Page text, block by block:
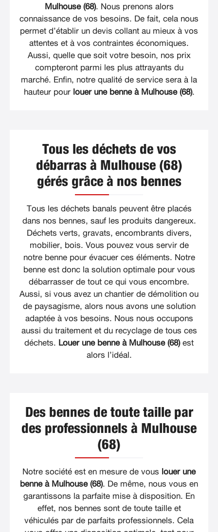
Mulhouse (68). Nous prenons alors
connaissance de vos besoins. De fait, cela nous
permet d’établir un devis collant au mieux à vos
attentes et à vos contraintes économiques.
Aussi, quelle que soit votre besoin, nos prix
compteront parmi les plus attrayants du
marché. Enfin, notre qualité de service sera à la
hauteur pour louer une benne à Mulhouse (68).
Tous les déchets de vos
débarras à Mulhouse (68)
gérés grâce à nos bennes
Tous les déchets banals peuvent être placés
dans nos bennes, sauf les produits dangereux.
Déchets verts, gravats, encombrants divers,
mobilier, bois. Vous pouvez vous servir de
notre benne pour évacuer ces éléments. Notre
benne est donc la solution optimale pour vous
débarrasser de tout ce qui vous encombre.
Aussi, si vous avez un chantier de démolition ou
de paysagisme, alors nous avons une solution
adaptée à vos besoins. Nous nous occupons
aussi du traitement et du recyclage de tous ces
déchets. Louer une benne à Mulhouse (68)est
alors l’idéal.
Des bennes de toute taille par
des professionnels à Mulhouse
(68)
Notre société est en mesure de vous louer une
benne à Mulhouse (68). De même, nous vous en
garantissons la parfaite mise à disposition. En
effet, nos bennes sont de toute taille et
véhiculés par de parfaits professionnels. Cela